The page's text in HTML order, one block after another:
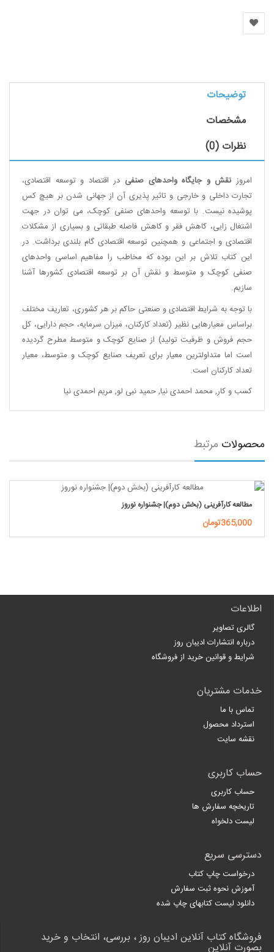
توضیحات
مشخصات
نظرات (0)
امروز نقش و جایگاه واحدهای صنفی در اقتصاد و توسعه اقتصادی،
تجارت داخلی و خارجی و تاثیر پذیری آن از جهانی شدن بر هیچ کس
پوشیده نیست. با توسعه واحدهای صنفی کوچک، می توان در جهت
اشتغال زایی، کاهش فقر و کاهش فاصله طبقاتی و بسیاری از مشکلات
اقتصادی و اجتماعی و همچنین توسعه اقتصادی گام بلندی برداشت. در
این کتاب تلاش بر این بوده که مخاطب را مفاهیم اساسی واحدهای
صنفی کوچک و متوسط و نقش آن بر توسعه اقتصادی کشورها آشنا
سازیم.
با توجه به شرایط اقتصادی و صنعتی حاکم بر هر کشوری، تعاریف مختلف
براساس معیارهایی نظیر (تعداد کارکنان، میزان سرمایه، حجم دارایی، کل
حجم فروش و ظرفیت تولید) از صنایع کوچک و متوسط مطرح گردیده
است اما متداولترین معیار برای تعریف صنایع کوچک و متوسط، معیار
تعداد کارکنان است.
کسب و کار, محمد احمدی نیا,حمید نبی لو, مریم احمدی نیا
محصولات مرتبط
مطالعه کارآفرینی (بخش دوم)| جشنواره نوروز
365,000تومان
اطلاعات
گالری تصاویر
درباره انتشارات ادیبان روز
شرایط و قوانین خرید از فروشگاه
خدمات مشتریان
تماس با ما
استرداد محصول
نقشه سایت
حساب کاربری
حساب کاربری
تاریخچه سفارش ها
لیست دلخواه
دسترسی سریع
درخواست چاپ کتاب
آموزش نحوه ثبت سفارش
دانلود لیست کتابهای چاپ شده
فروشگاه کتاب آنلاین ادیبان روز ، بررسی، انتخاب و خرید
بصورت آنلاین